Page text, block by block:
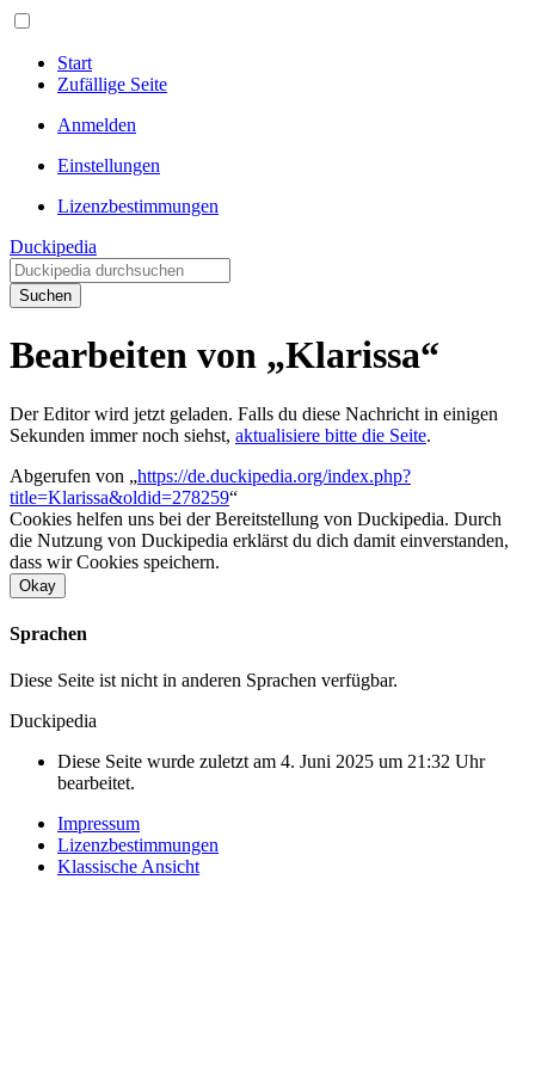
Start
Zufällige Seite
Anmelden
Einstellungen
Lizenzbestimmungen
Duckipedia
Suchen
Bearbeiten von „Klarissa“
Der Editor wird jetzt geladen. Falls du diese Nachricht in einigen
Sekunden immer noch siehst, aktualisiere bitte die Seite.
Abgerufen von „https://de.duckipedia.org/index.php?
title=Klarissa&oldid=278259“
Cookies helfen uns bei der Bereitstellung von Duckipedia. Durch
die Nutzung von Duckipedia erklärst du dich damit einverstanden,
dass wir Cookies speichern.
Okay
Sprachen
Diese Seite ist nicht in anderen Sprachen verfügbar.
Duckipedia
Diese Seite wurde zuletzt am 4. Juni 2025 um 21:32 Uhr
bearbeitet.
Impressum
Lizenzbestimmungen
Klassische Ansicht